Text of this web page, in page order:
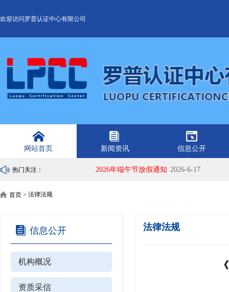
欢迎访问罗普认证中心有限公司
网站首页 新闻资讯 信息公开
热门关注： 2026年端午节放假通知 2026-6-17
首页 > 法律法规
信息公开
机构概况
资质采信
法律法规